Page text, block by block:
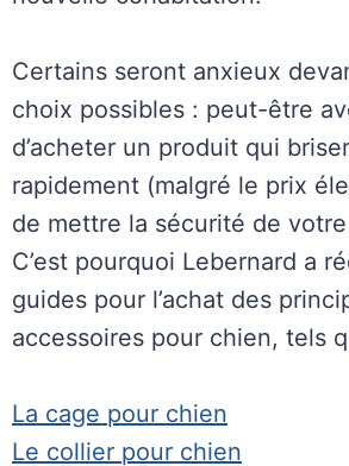
Certains seront anxieux
choix possibles : peut-être
d’acheter un produit qui
rapidement (malgré le prix
de mettre la sécurité de
C’est pourquoi Lebernard a
guides pour l’achat des
accessoires pour chien, tels
La cage pour chien
Le collier pour chien